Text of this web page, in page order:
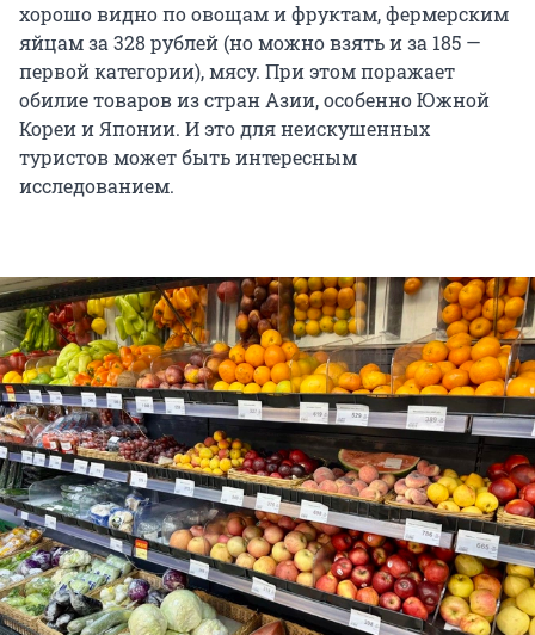
хорошо видно по овощам и фруктам, фермерским
яйцам за 328 рублей (но можно взять и за 185 —
первой категории), мясу. При этом поражает
обилие товаров из стран Азии, особенно Южной
Кореи и Японии. И это для неискушенных
туристов может быть интересным
исследованием.